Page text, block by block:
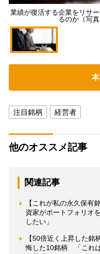
業績が復活する企業をリサ
るのか（写
注目銘柄 経営者
他のオススメ記事
関連記事
【これが私の永久保有
資家がポートフォリオ
したい」
【50倍近く上昇した銘
悔した10銘柄 「これ